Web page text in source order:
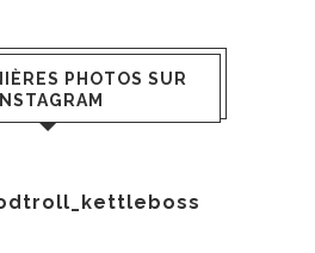
PHOTOS SUR
INSTAGRAM